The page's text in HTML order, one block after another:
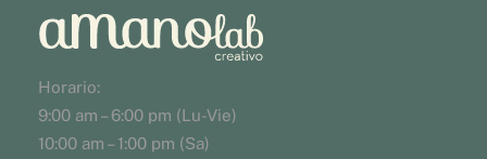
Horario:
9:00 am – 6:00 pm (Lu-Vie)
10:00 am – 1:00 pm (Sa)